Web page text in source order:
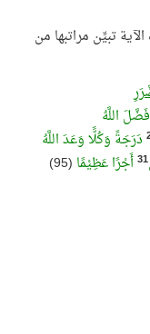
تبيِّن مراتبها من
اللَّهُ
دَرَجَةً وَكُلًّا وَعَدَ اللَّهُ
31 أَجْرًا عَظِيْمًا
(95)